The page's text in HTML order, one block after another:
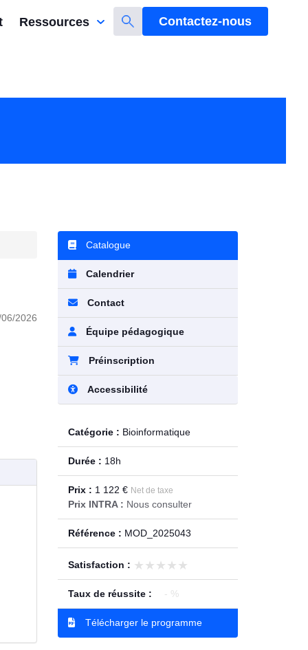
Ressources Contactez-nous
2026
Catalogue
Calendrier
Contact
Équipe pédagogique
Préinscription
Accessibilité
Catégorie : Bioinformatique
Durée : 18h
Prix : 1 122 € Net de taxe
Prix INTRA : Nous consulter
Référence : MOD_2025043
Satisfaction : ★★★★★
★★★★★
Taux de réussite : - %
Télécharger le programme